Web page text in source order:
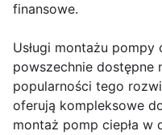
finansowe.
Usługi montażu pompy
powszechnie dostępne
popularności tego
oferują kompleksowe
montaż pomp ciepła w